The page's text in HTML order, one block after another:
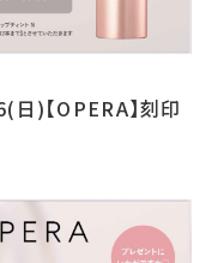
)【OPERA】刻印